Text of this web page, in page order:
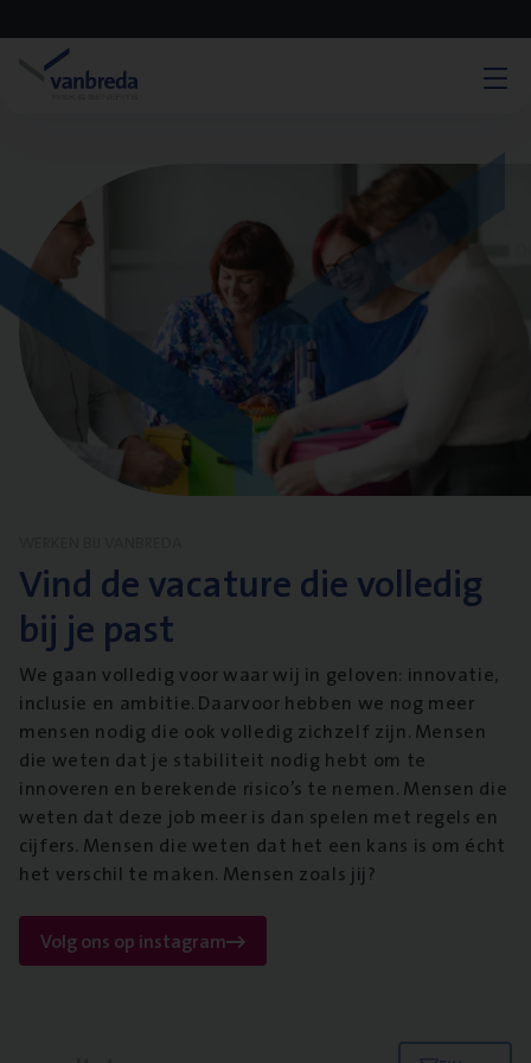
Vind de vacature die volledig
bij je past
We gaan volledig voor waar wij in geloven: innovatie,
inclusie en ambitie. Daarvoor hebben we nog meer
mensen nodig die ook volledig zichzelf zijn. Mensen
die weten dat je stabiliteit nodig hebt om te
innoveren en berekende risico’s te nemen. Mensen die
weten dat deze job meer is dan spelen met regels en
cijfers. Mensen die weten dat het een kans is om écht
het verschil te maken. Mensen zoals jij?
Volg ons op instagram